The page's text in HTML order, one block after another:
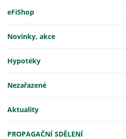
eFiShop
Novinky, akce
Hypotéky
Nezařazené
Aktuality
PROPAGAČNÍ SDĚLENÍ